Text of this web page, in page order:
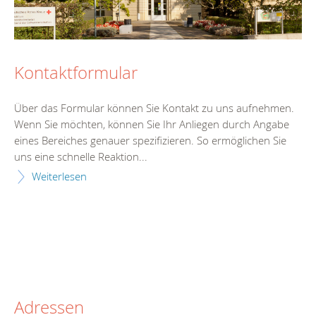
Kontaktformular
Über das Formular können Sie Kontakt zu uns aufnehmen.
Wenn Sie möchten, können Sie Ihr Anliegen durch Angabe
eines Bereiches genauer spezifizieren. So ermöglichen Sie
uns eine schnelle Reaktion...
Weiterlesen
Adressen